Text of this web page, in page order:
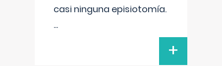
casi ninguna episiotomía.
...
+